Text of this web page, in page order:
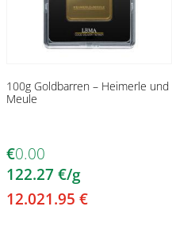
100g Goldbarren – Heimerle und
Meule
€0.00
122.27 €/g
12.021.95 €